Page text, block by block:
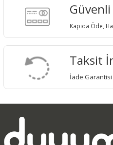
Kapıda Öde,
Taksit
İade Garantisi